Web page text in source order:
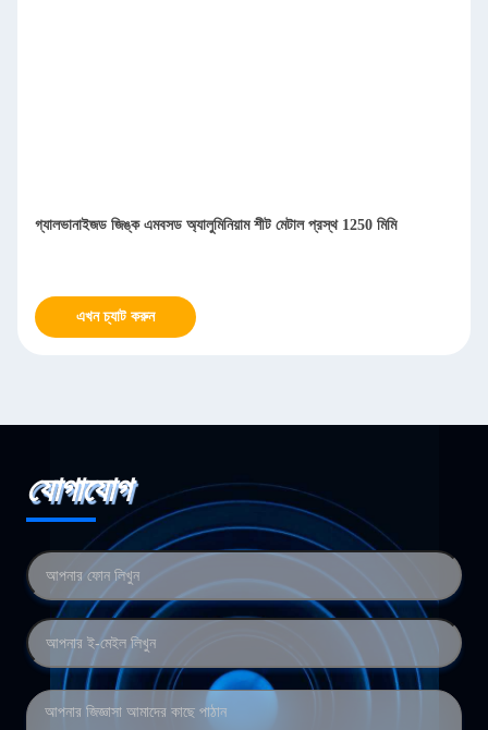
গ্যালভানাইজড জিঙ্ক এমবসড অ্যালুমিনিয়াম শীট মেটাল প্রস্থ 1250 মিমি
এখন চ্যাট করুন
যোগাযোগ